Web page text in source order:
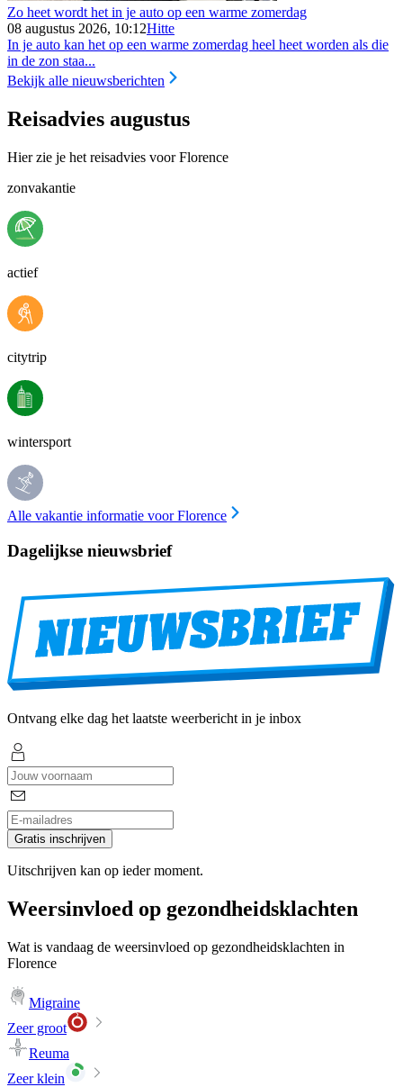
Zo heet wordt het in je auto op een warme zomerdag
08 augustus 2026, 10:12Hitte
In je auto kan het op een warme zomerdag heel heet worden als die
in de zon staa...
Bekijk alle nieuwsberichten
Reisadvies augustus
Hier zie je het reisadvies voor Florence
zonvakantie
actief
citytrip
wintersport
Alle vakantie informatie voor Florence
Dagelijkse nieuwsbrief
Ontvang elke dag het laatste weerbericht in je inbox
Gratis inschrijven
Uitschrijven kan op ieder moment.
Weersinvloed op gezondheidsklachten
Wat is vandaag de weersinvloed op gezondheidsklachten in
Florence
Migraine
Zeer groot
Reuma
Zeer klein